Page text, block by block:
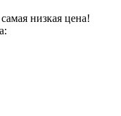
низкая цена!